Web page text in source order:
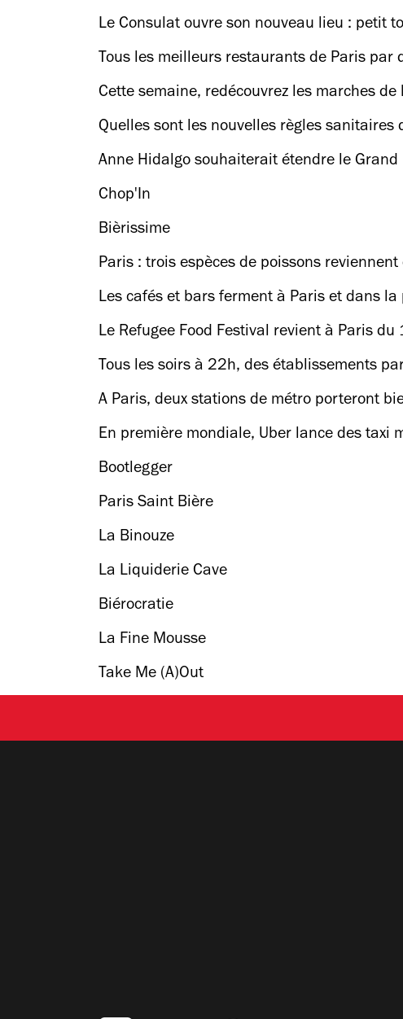
Le Consulat ouvre son nouveau lieu : petit
Tous les meilleurs restaurants de Paris par
Cette semaine, redécouvrez les marches
Quelles sont les nouvelles règles
Anne Hidalgo souhaiterait étendre le Grand
Chop'In
Bièrissime
Paris : trois espèces de poissons
Les cafés et bars ferment à Paris et dans
Le Refugee Food Festival revient à Paris
Tous les soirs à 22h, des établissements
A Paris, deux stations de métro porteront
En première mondiale, Uber lance des taxi
Bootlegger
Paris Saint Bière
La Binouze
La Liquiderie Cave
Biérocratie
La Fine Mousse
Take Me (A)Out